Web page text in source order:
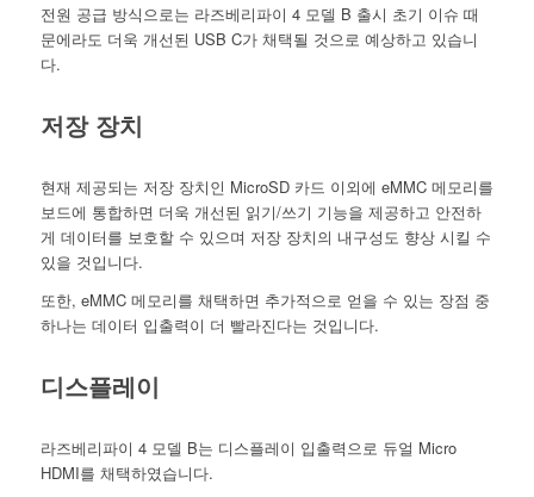
전원 공급 방식으로는 라즈베리파이 4 모델 B 출시 초기 이슈 때
문에라도 더욱 개선된 USB C가 채택될 것으로 예상하고 있습니
다.
저장 장치
현재 제공되는 저장 장치인 MicroSD 카드 이외에 eMMC 메모리를
보드에 통합하면 더욱 개선된 읽기/쓰기 기능을 제공하고 안전하
게 데이터를 보호할 수 있으며 저장 장치의 내구성도 향상 시킬 수
있을 것입니다.
또한, eMMC 메모리를 채택하면 추가적으로 얻을 수 있는 장점 중
하나는 데이터 입출력이 더 빨라진다는 것입니다.
디스플레이
라즈베리파이 4 모델 B는 디스플레이 입출력으로 듀얼 Micro
HDMI를 채택하였습니다.